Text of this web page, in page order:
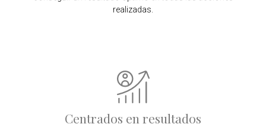
realizadas.
Centrados en resultados